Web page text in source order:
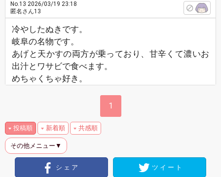
No.13 2026/03/19 23:18
匿名さん13
冷やしたぬきです。
岐阜の名物です。
あげと天かすの両方が乗っており、甘辛くて濃いお
出汁とワサビで食べます。
めちゃくちゃ好き。
1
投稿順 新着順 共感順
その他メニュー▼
シェア ツイート